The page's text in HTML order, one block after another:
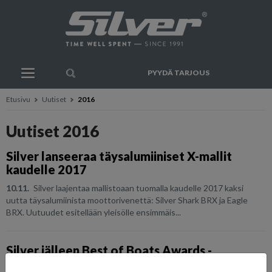
PYYDÄ TARJOUS
Etusivu Uutiset 2016
Uutiset 2016
Silver lanseeraa täysalumiiniset X-mallit
kaudelle 2017
10.11. Silver laajentaa mallistoaan tuomalla kaudelle 2017 kaksi
uutta täysalumiinista moottorivenettä: Silver Shark BRX ja Eagle
BRX. Uutuudet esitellään yleisölle ensimmäis...
Silver jälleen Best of Boats Awards -